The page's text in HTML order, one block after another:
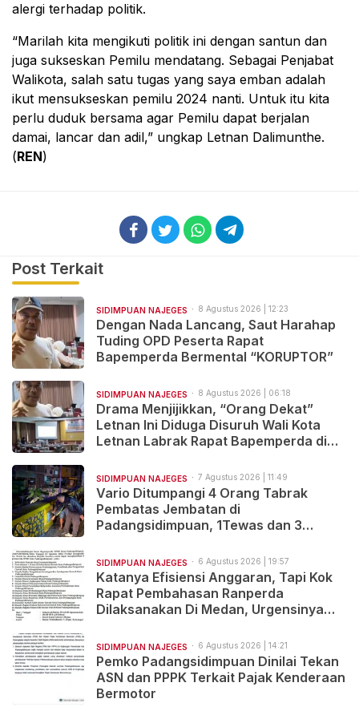
alergi terhadap politik.
“Marilah kita mengikuti politik ini dengan santun dan
juga sukseskan Pemilu mendatang. Sebagai Penjabat
Walikota, salah satu tugas yang saya emban adalah
ikut mensukseskan pemilu 2024 nanti. Untuk itu kita
perlu duduk bersama agar Pemilu dapat berjalan
damai, lancar dan adil,” ungkap Letnan Dalimunthe.
(REN)
Post Terkait
SIDIMPUAN NAJEGES 8 Agustus 2026 | 12:23
Dengan Nada Lancang, Saut Harahap
Tuding OPD Peserta Rapat
Bapemperda Bermental “KORUPTOR”
SIDIMPUAN NAJEGES 8 Agustus 2026 | 06:18
Drama Menjijikkan, “Orang Dekat”
Letnan Ini Diduga Disuruh Wali Kota
Letnan Labrak Rapat Bapemperda di
SIDIMPUAN NAJEGES 7 Agustus 2026 | 11:49
Vario Ditumpangi 4 Orang Tabrak
Pembatas Jembatan di
Padangsidimpuan, 1Tewas dan 3
SIDIMPUAN NAJEGES 6 Agustus 2026 | 19:57
Katanya Efisiensi Anggaran, Tapi Kok
Rapat Pembahasan Ranperda
Dilaksanakan Di Medan, Urgensinya
SIDIMPUAN NAJEGES 6 Agustus 2026 | 14:21
Pemko Padangsidimpuan Dinilai Tekan
ASN dan PPPK Terkait Pajak Kenderaan
Bermotor